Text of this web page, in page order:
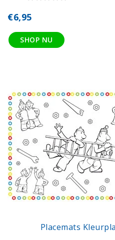
€6,95
SHOP NU
Placemats